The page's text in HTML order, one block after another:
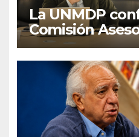
La UNMDP
Comisión
Planeamiento